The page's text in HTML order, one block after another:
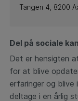
Det er hensigten
for at blive
erfaringer og blive
deltage i en årlig
Tangen 4, 8200
Del på sociale